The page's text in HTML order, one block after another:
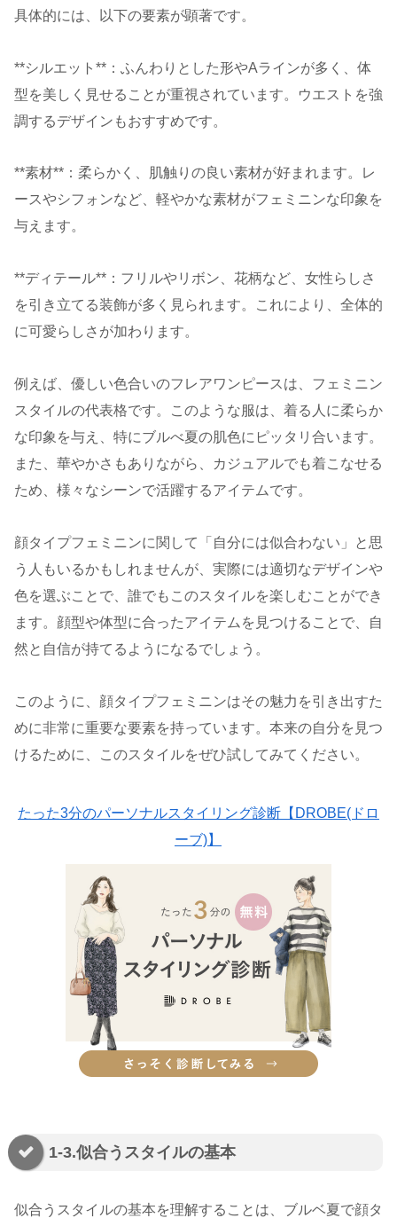
具体的には、以下の要素が顕著です。
**シルエット**：ふんわりとした形やAラインが多く、体
型を美しく見せることが重視されています。ウエストを強
調するデザインもおすすめです。
**素材**：柔らかく、肌触りの良い素材が好まれます。レ
ースやシフォンなど、軽やかな素材がフェミニンな印象を
与えます。
**ディテール**：フリルやリボン、花柄など、女性らしさ
を引き立てる装飾が多く見られます。これにより、全体的
に可愛らしさが加わります。
例えば、優しい色合いのフレアワンピースは、フェミニン
スタイルの代表格です。このような服は、着る人に柔らか
な印象を与え、特にブルべ夏の肌色にピッタリ合います。
また、華やかさもありながら、カジュアルでも着こなせる
ため、様々なシーンで活躍するアイテムです。
顔タイプフェミニンに関して「自分には似合わない」と思
う人もいるかもしれませんが、実際には適切なデザインや
色を選ぶことで、誰でもこのスタイルを楽しむことができ
ます。顔型や体型に合ったアイテムを見つけることで、自
然と自信が持てるようになるでしょう。
このように、顔タイプフェミニンはその魅力を引き出すた
めに非常に重要な要素を持っています。本来の自分を見つ
けるために、このスタイルをぜひ試してみてください。
たった3分のパーソナルスタイリング診断【DROBE(ドロ
ーブ)】
1-3.似合うスタイルの基本
似合うスタイルの基本を理解することは、ブルベ夏で顔タ